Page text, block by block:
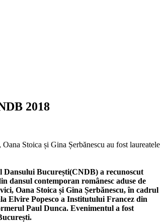
2018
Stoica și Gina Șerbănescu au fost laureatele
Dansului București(CNDB) a recunoscut
dansul contemporan românesc aduse de
Oana Stoica și Gina Șerbănescu, în cadrul
Elvire Popesco a Institutului Francez din
Paul Dunca. Evenimentul a fost